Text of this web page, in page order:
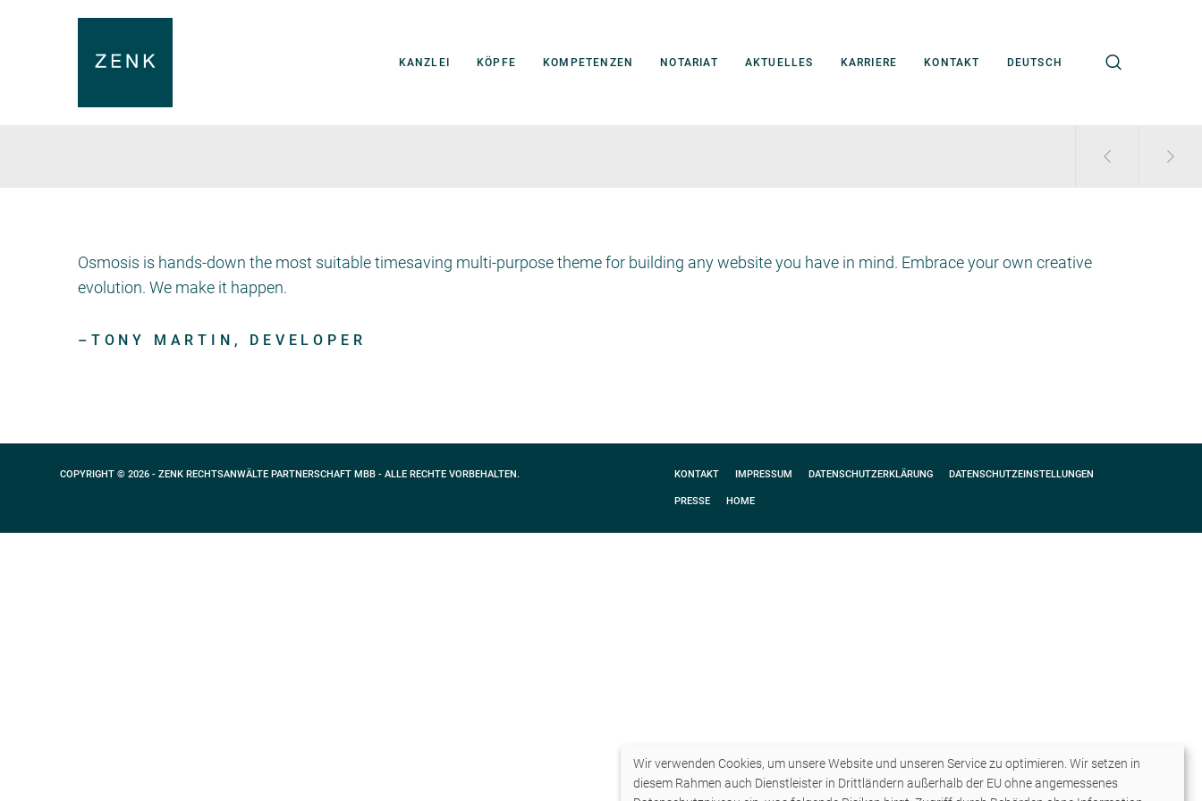
KANZLEI KÖPFE KOMPETENZEN NOTARIAT AKTUELLES KARRIERE KONTAKT DEUTSCH
Osmosis is hands-down the most suitable timesaving multi-purpose theme for building any website you have in mind. Embrace your own creative
evolution. We make it happen.
TONY MARTIN , DEVELOPER
COPYRIGHT © 2026 - ZENK RECHTSANWÄLTE PARTNERSCHAFT MBB - ALLE RECHTE VORBEHALTEN. KONTAKT IMPRESSUM DATENSCHUTZERKLÄRUNG DATENSCHUTZEINSTELLUNGEN
PRESSE HOME
Wir verwenden Cookies, um unsere Website und unseren Service zu optimieren. Wir setzen in
diesem Rahmen auch Dienstleister in Drittländern außerhalb der EU ohne angemessenes